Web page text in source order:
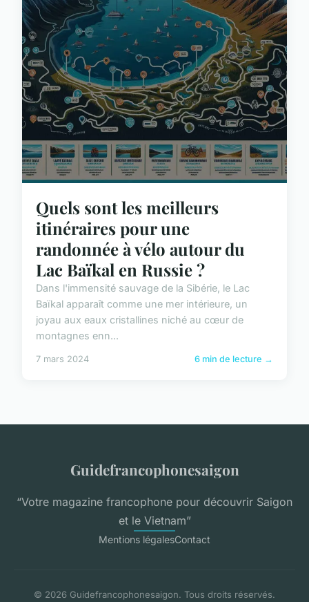
Quels sont les meilleurs
itinéraires pour une
randonnée à vélo autour du
Lac Baïkal en Russie ?
Dans l'immensité sauvage de la Sibérie, le Lac
Baïkal apparaît comme une mer intérieure, un
joyau aux eaux cristallines niché au cœur de
montagnes enn...
7 mars 2024 6 min de lecture →
Guidefrancophonesaigon
“Votre magazine francophone pour découvrir Saigon
et le Vietnam”
Mentions légalesContact
© 2026 Guidefrancophonesaigon. Tous droits réservés.